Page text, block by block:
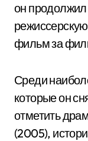
он продолжил
фильм за
Среди
которые он
отметить
(2005),